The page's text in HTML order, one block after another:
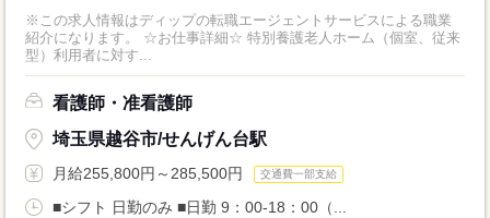
※この求人情報はディップの転職エージェントサービスによる職業
紹介になります。 ☆お仕事詳細☆ 特別養護老人ホーム（個室、従来
型）利用者に対す...
看護師・准看護師
埼玉県越谷市/せんげん台駅
月給255,800円～285,500円 交通費一部支給
■シフト 日勤のみ ■日勤 9：00-18：00（...